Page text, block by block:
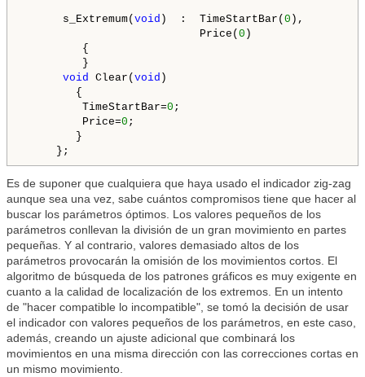
s_Extremum( void )  :  TimeStartBar( 0 ),
Price( 0 )
{
}
void Clear( void )
{
TimeStartBar=0 ;
Price=0 ;
}
Es de suponer que cualquiera que haya usado el indicador zig-zag
aunque sea una vez, sabe cuántos compromisos tiene que hacer al
buscar los parámetros óptimos. Los valores pequeños de los
parámetros conllevan la división de un gran movimiento en partes
pequeñas. Y al contrario, valores demasiado altos de los
parámetros provocarán la omisión de los movimientos cortos. El
algoritmo de búsqueda de los patrones gráficos es muy exigente en
cuanto a la calidad de localización de los extremos. En un intento
de "hacer compatible lo incompatible", se tomó la decisión de usar
el indicador con valores pequeños de los parámetros, en este caso,
además, creando un ajuste adicional que combinará los
movimientos en una misma dirección con las correcciones cortas en
un mismo movimiento.